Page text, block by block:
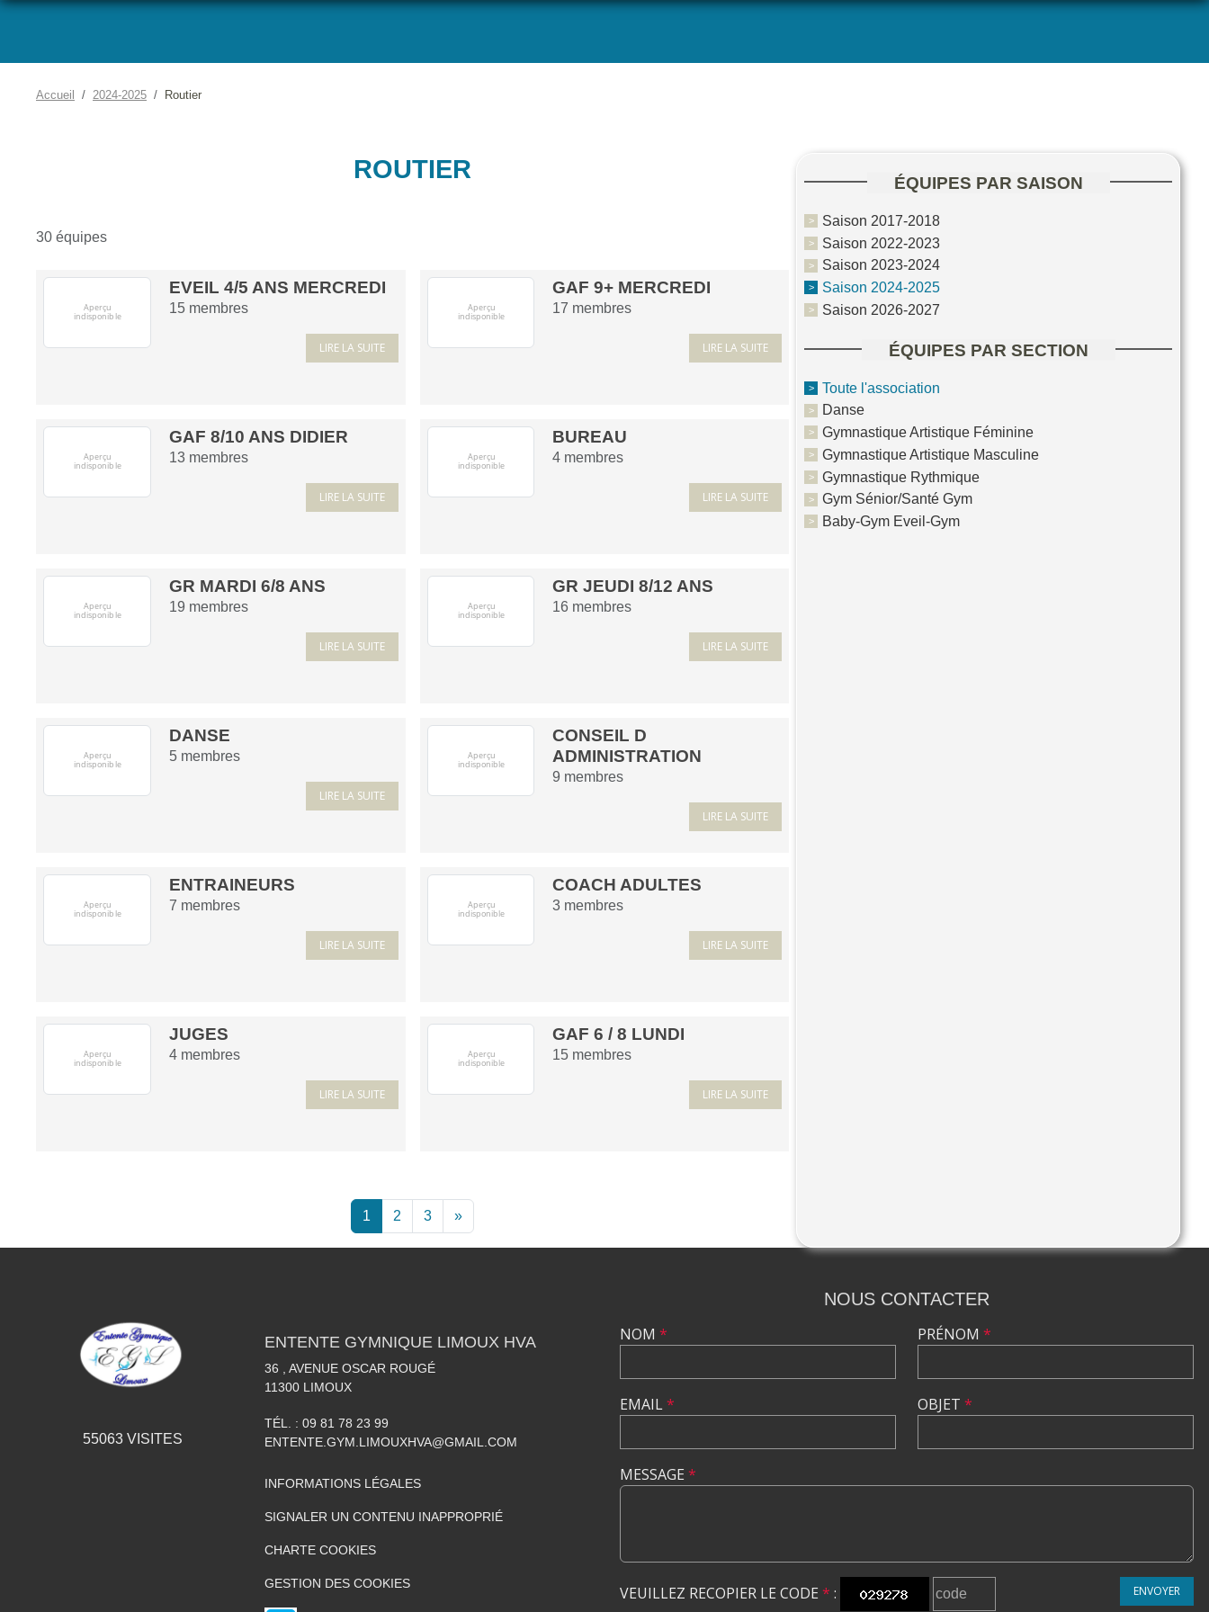
Accueil 2024-2025 Routier
ROUTIER
30 équipes
EVEIL 4/5 ANS MERCREDI
15membres
LIRE LA SUITE
GAF 9+ MERCREDI
17 membres
LIRE LA SUITE
GAF 8/10 ANS DIDIER
13membres
LIRE LA SUITE
BUREAU
4 membres
LIRE LA SUITE
GR MARDI 6/8 ANS
19 membres
LIRE LA SUITE
GR JEUDI 8/12 ANS
16 membres
LIRE LA SUITE
DANSE
5membres
LIRE LA SUITE
CONSEIL D
ADMINISTRATION
9 membres
LIRE LA SUITE
ENTRAINEURS
7 membres
LIRE LA SUITE
COACH ADULTES
3 membres
LIRE LA SUITE
JUGES
4membres
LIRE LA SUITE
GAF 6 / 8 LUNDI
15 membres
LIRE LA SUITE
1 2 3 »
ÉQUIPES PAR SAISON
Saison 2017-2018
Saison 2022-2023
Saison 2023-2024
Saison 2024-2025
Saison 2026-2027
ÉQUIPES PAR SECTION
Toute l'association
Danse
Gymnastique Artistique Féminine
Gymnastique Artistique Masculine
Gymnastique Rythmique
Gym Sénior/Santé Gym
Baby-Gym Eveil-Gym
55063VISITES
ENTENTE GYMNIQUE LIMOUX HVA
36 , AVENUE OSCAR ROUGÉ
11300 LIMOUX
TÉL. : 09 81 78 23 99
ENTENTE.GYM.LIMOUXHVA@GMAIL.COM
INFORMATIONS LÉGALES
SIGNALER UN CONTENU INAPPROPRIÉ
CHARTE COOKIES
GESTION DES COOKIES
NOUS CONTACTER
NOM *
EMAIL*
PRÉNOM *
OBJET *
MESSAGE *
VEUILLEZ RECOPIER LE CODE * : ENVOYER